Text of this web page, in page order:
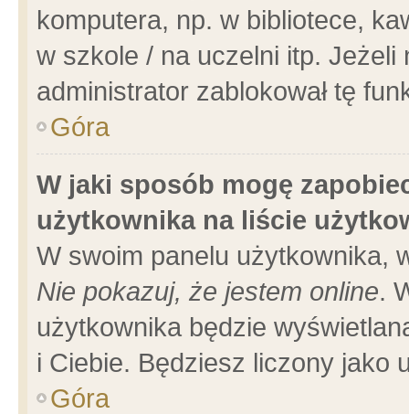
komputera, np. w bibliotece,
w szkole / na uczelni itp.
administrator zablokował tę
Góra
W jaki sposób mogę
użytkownika na liście
W swoim panelu użytkownika,
Nie pokazuj, że jestem online.
użytkownika będzie
i Ciebie. Będziesz liczony jako
Góra